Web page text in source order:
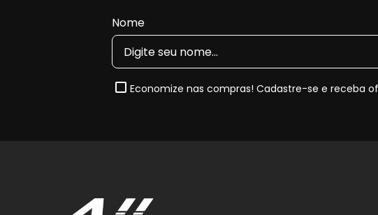
Nome
Economize nas compras! Cadastre-se e receba